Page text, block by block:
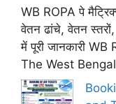
WB ROPA पे
वेतन ढांचे, वेतन स्तरों,
में पूरी जानकारी
The West